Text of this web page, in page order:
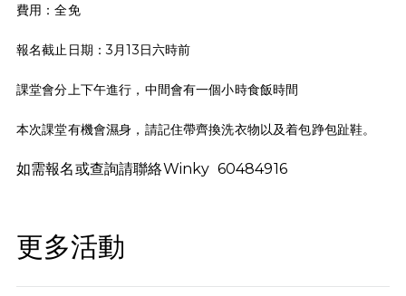
費用：全免
報名截止日期：3月13日六時前
課堂會分上下午進行，中間會有一個小時食飯時間
本次課堂有機會濕身，請記住帶齊換洗衣物以及着包踭包趾鞋。
如需報名或查詢請聯絡Winky 60484916
更多活動